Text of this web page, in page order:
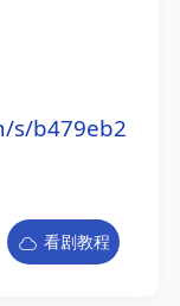
s/b479eb2
看剧教程